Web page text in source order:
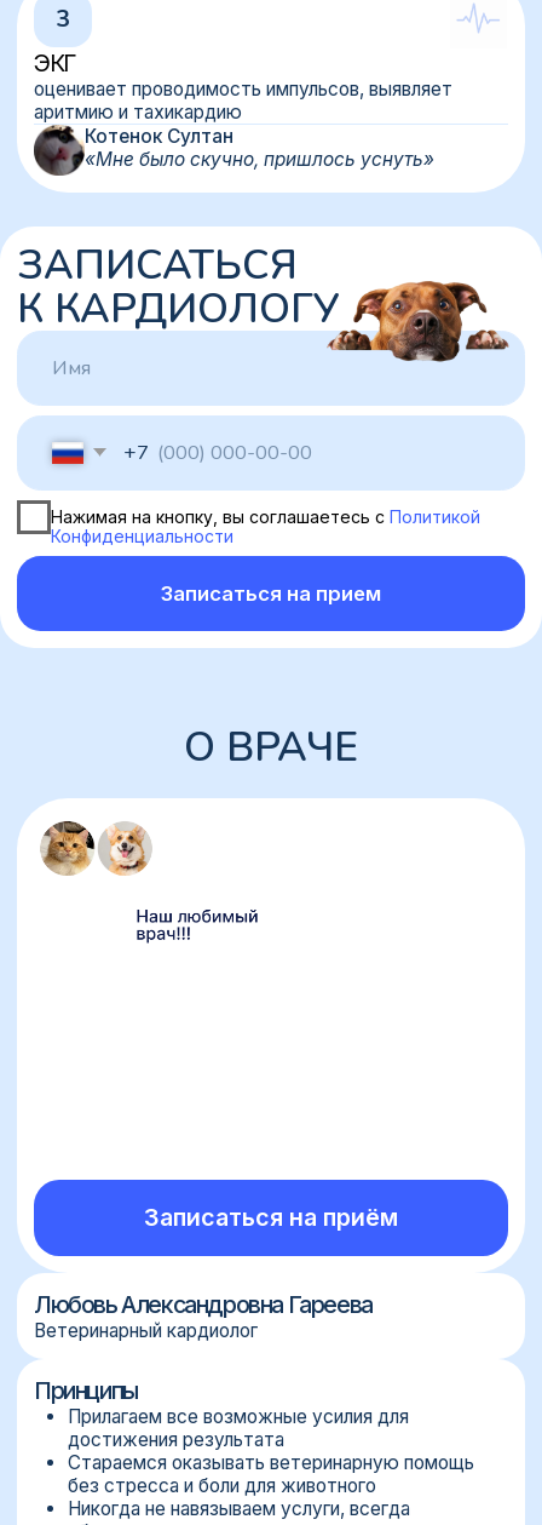
КАРДИОХИРУРГИИ
В большинстве случаем достаточно
консервативной терапии, но иногда
единственным вариантом лечения становится
операция
Обследование
Обязательно проводим обследование, берем
анализы и оцениваем риски общего наркоза для
здоровья.
Необходимо выдержать голодную диету, а также
следовать рекомендациям врача
Операция
за состоянием животного. После завершения
процедуры переводим в стационар и сообщаем
Восстановление
Большинство пациентов после операции могут быть
Забота и экспертность на каждом